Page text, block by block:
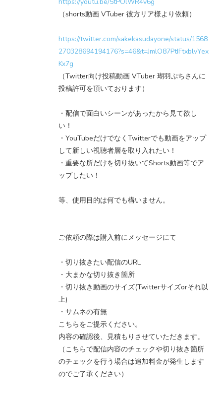
（shorts動画 VTuber 彼方リア様より依頼）
https://twitter.com/sakekasudayone/status/1568
270328694194176?s=46&t=JmlO87PtIFtxblvYex
Kx7g
（Twitter向け投稿動画 VTuber 瑚羽ぷちさんに
投稿許可を頂いております）
・配信で面白いシーンがあったから見て欲し
い！
・YouTubeだけでなくTwitterでも動画をアップ
して新しい視聴者層を取り入れたい！
・重要な所だけを切り抜いてShorts動画等でア
ップしたい！
等、使用目的は何でも構いません。
ご依頼の際は購入前にメッセージにて
・切り抜きたい配信のURL
・大まかな切り抜き箇所
・切り抜き動画のサイズ(Twitterサイズorそれ以
上)
・サムネの有無
こちらをご提示ください。
内容の確認後、見積もりさせていただきます。
（こちらで配信内容のチェックや切り抜き箇所
のチェックを行う場合は追加料金が発生します
のでご了承ください）